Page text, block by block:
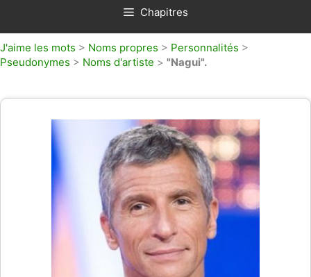
Chapitres
J'aime les mots > Noms propres > Personnalités >
Pseudonymes > Noms d'artiste > "Nagui".